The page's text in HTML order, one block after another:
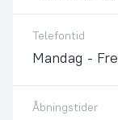
Telefontid
Mandag -
Åbningstider